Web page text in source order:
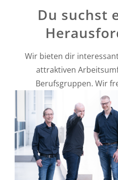
Du suchst
Wir bieten dir
attraktiven
Berufsgruppen. Wir